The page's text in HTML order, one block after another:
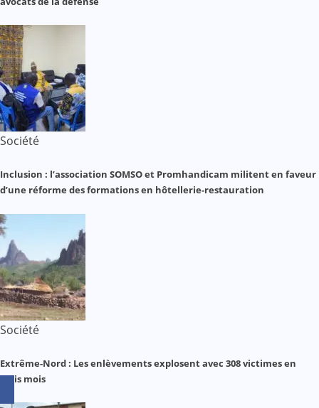
Société
Inclusion : l’association SOMSO et Promhandicam militent en faveur
d’une réforme des formations en hôtellerie-restauration
Société
Extrême-Nord : Les enlèvements explosent avec 308 victimes en
trois mois